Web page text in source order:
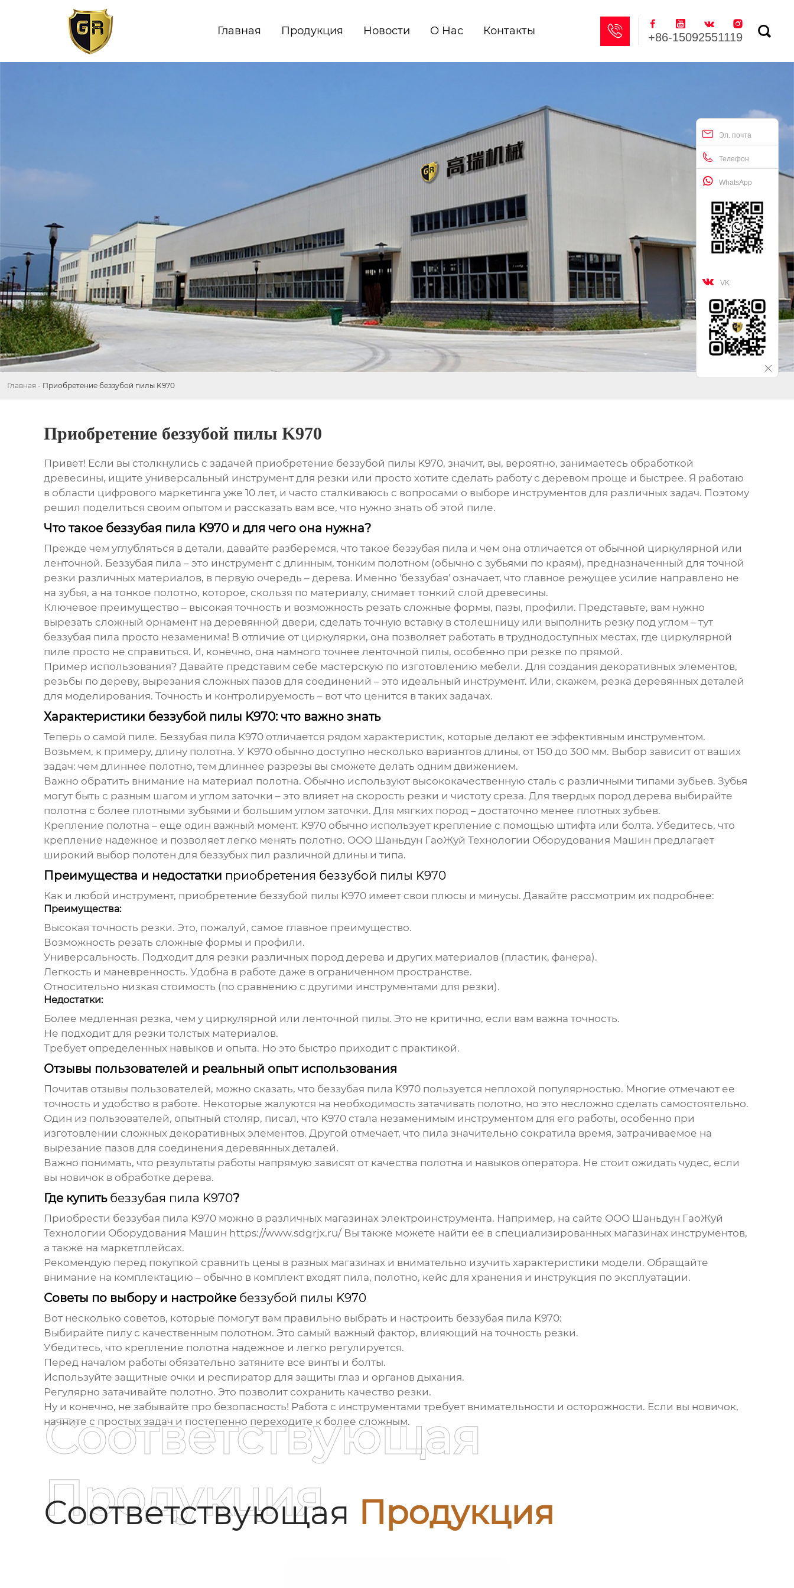
Главная Продукция Новости О Нас Контакты     
+86-15092551119 
Эл. почта
Телефон
WhatsApp
 VK
Главная - Приобретение беззубой пилы K970
Приобретение беззубой пилы K970
Привет! Если вы столкнулись с задачей приобретение беззубой пилы K970, значит, вы, вероятно, занимаетесь обработкой
древесины, ищите универсальный инструмент для резки или просто хотите сделать работу с деревом проще и быстрее. Я работаю
в области цифрового маркетинга уже 10 лет, и часто сталкиваюсь с вопросами о выборе инструментов для различных задач. Поэтому
решил поделиться своим опытом и рассказать вам все, что нужно знать об этой пиле.
Что такое беззубая пила K970 и для чего она нужна?
Прежде чем углубляться в детали, давайте разберемся, что такое беззубая пила и чем она отличается от обычной циркулярной или
ленточной. Беззубая пила – это инструмент с длинным, тонким полотном (обычно с зубьями по краям), предназначенный для точной
резки различных материалов, в первую очередь – дерева. Именно 'беззубая' означает, что главное режущее усилие направлено не
на зубья, а на тонкое полотно, которое, скользя по материалу, снимает тонкий слой древесины.
Ключевое преимущество – высокая точность и возможность резать сложные формы, пазы, профили. Представьте, вам нужно
вырезать сложный орнамент на деревянной двери, сделать точную вставку в столешницу или выполнить резку под углом – тут
беззубая пила просто незаменима! В отличие от циркулярки, она позволяет работать в труднодоступных местах, где циркулярной
пиле просто не справиться. И, конечно, она намного точнее ленточной пилы, особенно при резке по прямой.
Пример использования? Давайте представим себе мастерскую по изготовлению мебели. Для создания декоративных элементов,
резьбы по дереву, вырезания сложных пазов для соединений – это идеальный инструмент. Или, скажем, резка деревянных деталей
для моделирования. Точность и контролируемость – вот что ценится в таких задачах.
Характеристики беззубой пилы K970: что важно знать
Теперь о самой пиле. Беззубая пила K970отличается рядом характеристик, которые делают ее эффективным инструментом.
Возьмем, к примеру, длину полотна. У K970 обычно доступно несколько вариантов длины, от 150 до 300 мм. Выбор зависит от ваших
задач: чем длиннее полотно, тем длиннее разрезы вы сможете делать одним движением.
Важно обратить внимание на материал полотна. Обычно используют высококачественную сталь с различными типами зубьев. Зубья
могут быть с разным шагом и углом заточки – это влияет на скорость резки и чистоту среза. Для твердых пород дерева выбирайте
полотна с более плотными зубьями и большим углом заточки. Для мягких пород – достаточно менее плотных зубьев.
Крепление полотна – еще один важный момент. K970 обычно использует крепление с помощью штифта или болта. Убедитесь, что
крепление надежное и позволяет легко менять полотно. ООО Шаньдун ГаоЖуй Технологии Оборудования Машин предлагает
широкий выбор полотен для беззубых пил различной длины и типа.
Преимущества и недостатки приобретения беззубой пилы K970
Как и любой инструмент, приобретение беззубой пилы K970имеет свои плюсы и минусы. Давайте рассмотрим их подробнее:
Преимущества:
Высокая точность резки. Это, пожалуй, самое главное преимущество.
Возможность резать сложные формы и профили.
Универсальность. Подходит для резки различных пород дерева и других материалов (пластик, фанера).
Легкость и маневренность. Удобна в работе даже в ограниченном пространстве.
Относительно низкая стоимость (по сравнению с другими инструментами для резки).
Недостатки:
Более медленная резка, чем у циркулярной или ленточной пилы. Это не критично, если вам важна точность.
Не подходит для резки толстых материалов.
Требует определенных навыков и опыта. Но это быстро приходит с практикой.
Отзывы пользователей и реальный опыт использования
Почитав отзывы пользователей, можно сказать, что беззубая пила K970пользуется неплохой популярностью. Многие отмечают ее
точность и удобство в работе. Некоторые жалуются на необходимость затачивать полотно, но это несложно сделать самостоятельно.
Один из пользователей, опытный столяр, писал, что K970 стала незаменимым инструментом для его работы, особенно при
изготовлении сложных декоративных элементов. Другой отмечает, что пила значительно сократила время, затрачиваемое на
вырезание пазов для соединения деревянных деталей.
Важно понимать, что результаты работы напрямую зависят от качества полотна и навыков оператора. Не стоит ожидать чудес, если
вы новичок в обработке дерева.
Где купить беззубая пила K970?
Приобрести беззубая пила K970можно в различных магазинах электроинструмента. Например, на сайте ООО Шаньдун ГаоЖуй
Технологии Оборудования Машин https://www.sdgrjx.ru/Вы также можете найти ее в специализированных магазинах инструментов,
а также на маркетплейсах.
Рекомендую перед покупкой сравнить цены в разных магазинах и внимательно изучить характеристики модели. Обращайте
внимание на комплектацию – обычно в комплект входят пила, полотно, кейс для хранения и инструкция по эксплуатации.
Советы по выбору и настройке беззубой пилы K970
Вот несколько советов, которые помогут вам правильно выбрать и настроить беззубая пила K970:
Выбирайте пилу с качественным полотном. Это самый важный фактор, влияющий на точность резки.
Убедитесь, что крепление полотна надежное и легко регулируется.
Перед началом работы обязательно затяните все винты и болты.
Используйте защитные очки и респиратор для защиты глаз и органов дыхания.
Регулярно затачивайте полотно. Это позволит сохранить качество резки.
Ну и конечно, не забывайте про безопасность! Работа с инструментами требует внимательности и осторожности. Если вы новичок,
начните с простых задач и постепенно переходите к более сложным.
Соответствующая Продукция
Соответствующая
Продукция